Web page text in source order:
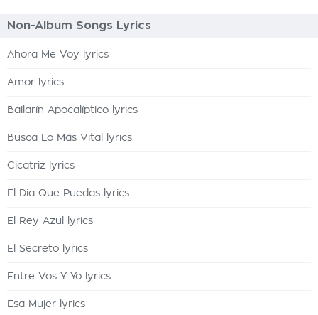
Non-Album Songs Lyrics
Ahora Me Voy lyrics
Amor lyrics
Bailarín Apocalíptico lyrics
Busca Lo Más Vital lyrics
Cicatriz lyrics
El Dia Que Puedas lyrics
El Rey Azul lyrics
El Secreto lyrics
Entre Vos Y Yo lyrics
Esa Mujer lyrics